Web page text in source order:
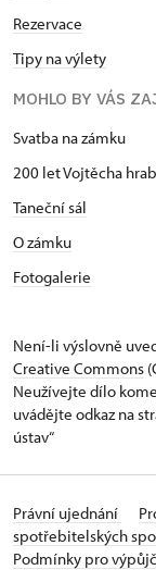
Rezervace
Tipy na výlety
MOHLO BY VÁS
Svatba na zámku
200 let Vojtěcha
Taneční sál
O zámku
Fotogalerie
Není-li výslovně
Creative Commons
Neužívejte dílo
uvádějte odkaz na
ústav“
Právní ujednání
spotřebitelských
Podmínky pro